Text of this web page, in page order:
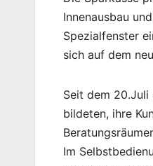
Innenausbau
Spezialfenster
sich auf dem
Seit dem 20.Juli
bildeten, ihre
Im